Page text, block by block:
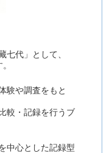
七代」として、
験や調査をもと
較・記録を行うブ
中心とした記録型